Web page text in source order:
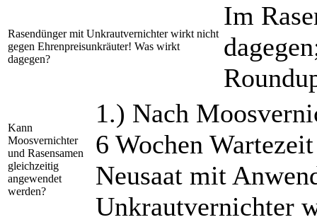
Rasendünger mit Unkrautvernichter wirkt nicht
gegen Ehrenpreisunkräuter! Was wirkt
dagegen?
Im
Kann
Moosvernichter
und Rasensamen
gleichzeitig
angewendet
werden?
1.) Nach
6 Wochen
Neusaat mit
Unkrautvernichter